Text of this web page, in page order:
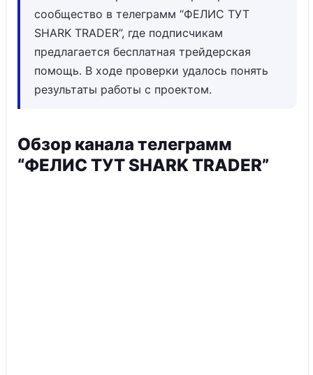
сообщество в телеграмм “ФЕЛИС ТУТ
SHARK TRADER”, где подписчикам
предлагается бесплатная трейдерская
помощь. В ходе проверки удалось понять
результаты работы с проектом.
Обзор канала телеграмм
“ФЕЛИС ТУТ SHARK TRADER”